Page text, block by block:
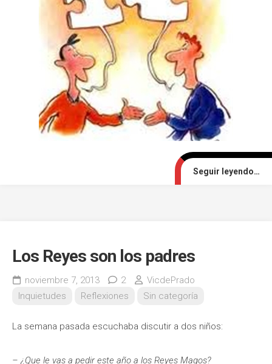
Seguir leyendo…
Los Reyes son los padres
noviembre 7, 2013 2
VicdePrado
Inquietudes
Reflexiones Sin categoría
La semana pasada escuchaba discutir a dos niños:
– ¿Que le vas a pedir este año a los Reyes Magos?